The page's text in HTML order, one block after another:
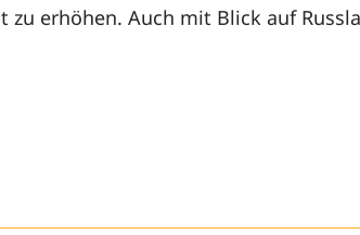
zu erhöhen. Auch mit Blick auf